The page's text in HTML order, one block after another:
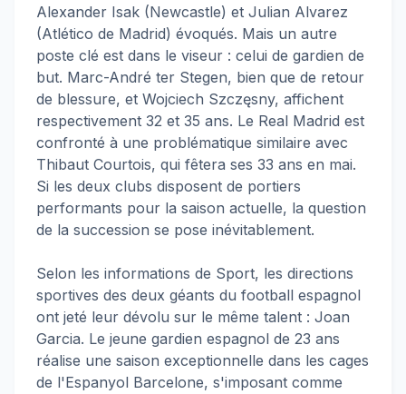
Alexander Isak (Newcastle) et Julian Alvarez
(Atlético de Madrid) évoqués. Mais un autre
poste clé est dans le viseur : celui de gardien de
but. Marc-André ter Stegen, bien que de retour
de blessure, et Wojciech Szczęsny, affichent
respectivement 32 et 35 ans. Le Real Madrid est
confronté à une problématique similaire avec
Thibaut Courtois, qui fêtera ses 33 ans en mai.
Si les deux clubs disposent de portiers
performants pour la saison actuelle, la question
de la succession se pose inévitablement.
Selon les informations de Sport, les directions
sportives des deux géants du football espagnol
ont jeté leur dévolu sur le même talent : Joan
Garcia. Le jeune gardien espagnol de 23 ans
réalise une saison exceptionnelle dans les cages
de l'Espanyol Barcelone, s'imposant comme